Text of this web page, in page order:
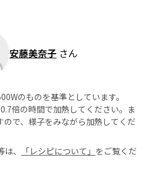
安藤美奈子 さん
のものを基準としています。
倍の時間で加熱してください。ま
で、様子をみながら加熱してくだ
、
「レシピについて」 をご覧くだ